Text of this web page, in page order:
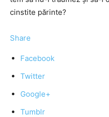
cinstite părinte?
Share
Facebook
Twitter
Google+
Tumblr